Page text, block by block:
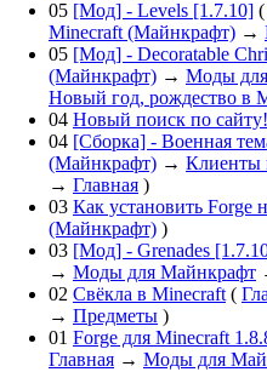
05 [Мод] - Levels [1.7.10] (
Minecraft (Майнкрафт) →
05 [Мод] - Decoratable
(Майнкрафт) → Моды
Новый год, рождество в
04 Новый поиск по сайту!
04 [Сборка] - Военная
(Майнкрафт) → Клиенты
→ Главная )
03 Как установить Forge
(Майнкрафт) )
03 [Мод] - Grenades
→ Моды для Майнкрафт
02 Свёкла в Minecraft (
→ Предметы )
01 Forge для Minecraft
Главная → Моды для